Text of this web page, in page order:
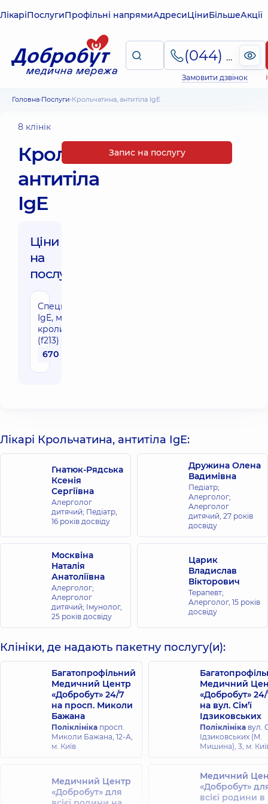
ЛікаріПослугиПрофільні напрямиАдресиЦіниБільшеАкції
(044) 495-2-888
Замовити дзвінок
Головна Послуги Крольчатина, антитіла IgE
8 клінік
Крольчатина,
антитіла
IgE
Ціни
на
послуги:
Специфічні
IgE, м'ясо
кролика
(f213)
670 грн
Запис на послугу
Лікарі Крольчатина, антитіла IgE:
Гнатюк-Рядська
Ксенія
Сергіївна
Алерголог
дитячий; Педіатр,
16 років досвіду
Дружина Олена
Вадимівна
Педіатр;
Алерголог;
Алерголог
дитячий, 27 років
досвіду
Москвіна
Наталія
Анатоліївна
Алерголог;
Алерголог
дитячий; Імунолог,
25 років досвіду
Царик
Владислав
Вікторович
Терапевт;
Алерголог, 15 років
досвіду
Клініки, де надають пакетну послугу(и):
Багатопрофільний
Медичний Центр
«Добробут» 24/7
на просп. Миколи
Бажана
Поліклініка просп.
Миколи Бажана, 12-А,
м. Київ
Медичний
«Добробут»
на вул. Сім’ї
Ідзиковських
Поліклініка вул.
Ідзиковських (М.
Мишина), 3, м.
Медичний Центр
«Добробут» для
Медичний
«Добробут»
всієї родини